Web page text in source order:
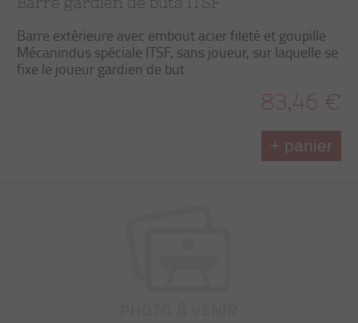
Barre extérieure avec embout acier fileté et goupille
Mécanindus spéciale ITSF, sans joueur, sur laquelle se
fixe le joueur gardien de but
83,46 €
+ panier